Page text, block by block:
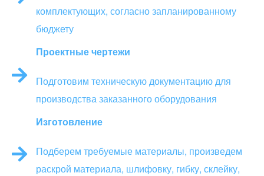
комплектующих, согласно запланированному
бюджету
Проектные чертежи
Подготовим техническую документацию для
производства заказанного оборудования
Изготовление
Подберем требуемые материалы, произведем
раскрой материала, шлифовку, гибку, склейку,